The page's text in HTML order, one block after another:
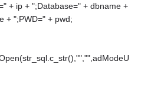
+ ip + ";Database=" + dbname +
+ ";PWD=" + pwd;